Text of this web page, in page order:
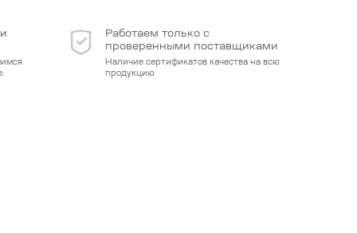
Работаем только с
проверенными поставщиками
Наличие сертификатов качества на всю
продукцию